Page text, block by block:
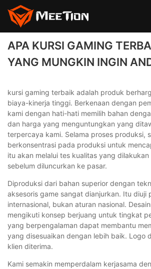
APA KURSI GAMING
YANG MUNGKIN INGIN
kursi gaming terbaik adalah produk
biaya-kinerja tinggi. Berkenaan dengan
kami dengan hati-hati memilih bahan
dan harga yang menguntungkan yang
terpercaya kami. Selama proses produksi,
berkonsentrasi pada produksi untuk
itu akan melalui tes kualitas yang dilakukan
sebelum diluncurkan ke pasar.
Diproduksi dari bahan superior dengan
aksesoris game sangat dianjurkan. Itu diuji
internasional, bukan aturan nasional.
mengikuti konsep berjuang untuk tingkat
yang berpengalaman dapat membantu
yang disesuaikan dengan lebih baik. Logo
klien diterima.
Kami semakin memperdalam kerjasama